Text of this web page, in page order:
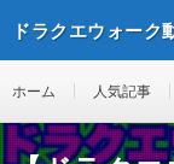
ドラクエウォーク
ホーム 人気記事